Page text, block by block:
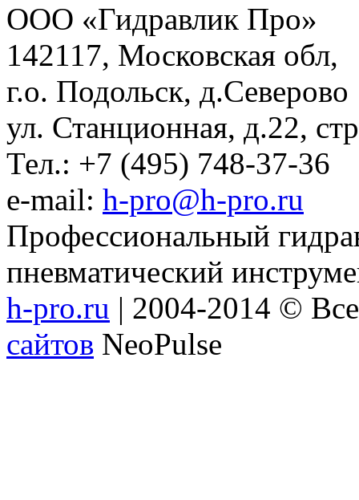
ООО «Гидравлик Про»
142117, Московская обл,
г.о. Подольск, д.Северово
ул. Станционная, д.22,
Тел.: +7 (495) 748-37-36
e-mail: h-pro@h-pro.ru
Профессиональный
пневматический
h-pro.ru | 2004-2014 ©
сайтов NeoPulse